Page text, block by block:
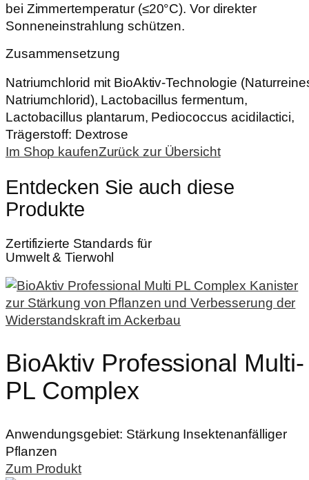
bei Zimmertemperatur (≤20°C). Vor direkter
Sonneneinstrahlung schützen.
Zusammensetzung
Natriumchlorid mit BioAktiv-Technologie
Natriumchlorid), Lactobacillus fermentum,
Lactobacillus plantarum, Pediococcus acidilactici,
Trägerstoff: Dextrose
Im Shop kaufenZurück zur Übersicht
Entdecken Sie auch diese
Produkte
Zertifizierte Standards für
Umwelt & Tierwohl
BioAktiv Professional Multi-
PL Complex
Anwendungsgebiet: Stärkung Insektenanfälliger
Pflanzen
Zum Produkt